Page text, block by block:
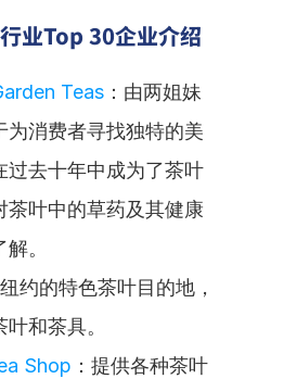
业Top 30企业介绍
Teas ：由两姐妹
为消费者寻找独特的美
过去十年中成为了茶叶
茶叶中的草药及其健康
。
纽约的特色茶叶目的地，
和茶具。
Shop ：提供各种茶叶